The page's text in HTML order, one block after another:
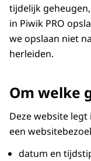
tijdelijk
in Piwik PRO
we opslaan niet
herleiden.
Om welke
Deze website
een
datum en